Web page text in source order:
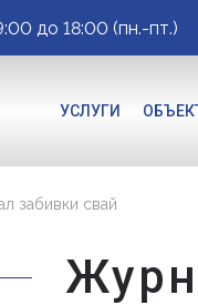
до 18:00 (пн.-пт.)
УСЛУГИ
забивки свай